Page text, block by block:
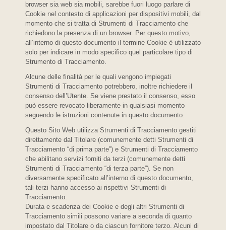
browser sia web sia mobili, sarebbe fuori luogo parlare di
Cookie nel contesto di applicazioni per dispositivi mobili, dal
momento che si tratta di Strumenti di Tracciamento che
richiedono la presenza di un browser. Per questo motivo,
all’interno di questo documento il termine Cookie è utilizzato
solo per indicare in modo specifico quel particolare tipo di
Strumento di Tracciamento.
Alcune delle finalità per le quali vengono impiegati
Strumenti di Tracciamento potrebbero, inoltre richiedere il
consenso dell’Utente. Se viene prestato il consenso, esso
può essere revocato liberamente in qualsiasi momento
seguendo le istruzioni contenute in questo documento.
Questo Sito Web utilizza Strumenti di Tracciamento gestiti
direttamente dal Titolare (comunemente detti Strumenti di
Tracciamento “di prima parte”) e Strumenti di Tracciamento
che abilitano servizi forniti da terzi (comunemente detti
Strumenti di Tracciamento “di terza parte”). Se non
diversamente specificato all’interno di questo documento,
tali terzi hanno accesso ai rispettivi Strumenti di
Tracciamento.
Durata e scadenza dei Cookie e degli altri Strumenti di
Tracciamento simili possono variare a seconda di quanto
impostato dal Titolare o da ciascun fornitore terzo. Alcuni di